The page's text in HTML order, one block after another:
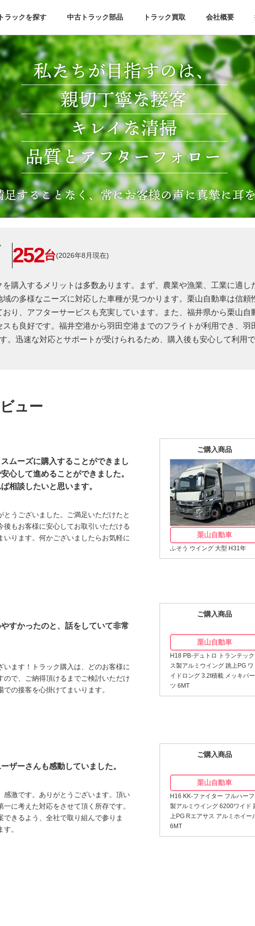
トラックを探す 中古トラック部品 トラック買取 会社概要
252台(2026年8月現在)
購入するメリットは多数あります。まず、農業や漁業、工業に適し
域の多様なニーズに対応した車種が見つかります。栗山自動車は信頼
り、アフターサービスも充実しています。また、福井県から栗山自
も良好です。福井空港から羽田空港までのフライトが利用でき、羽
。迅速な対応とサポートが受けられるため、購入後も安心して利用で
ュー
ムーズに購入することができまし
心して進めることができました。
相談したいと思います。
うございました。ご満足いただけたと
もお客様に安心してお取引いただける
ります。何かございましたらお気軽に
ご購入商品
栗山自動車
ふそう ウイング 大型 H31年
すかったのと、話をしていて非常
ます！トラック購入は、どのお客様に
で、ご納得頂けるまでご検討いただけ
の接客を心掛けてまいります。
ご購入商品
栗山自動車
H18 PB-デュトロ トランテック
ス製アルミウイング 跳上PG ワ
イドロング 3.2t積載 メッキパー
ツ 6MT
ザーさんも感動していました。
感激です。ありがとうございます。頂い
に考えた対応をさせて頂く所存です。
きるよう、全社で取り組んで参りま
。
ご購入商品
栗山自動車
H16 KK-ファイター フルハーフ
製アルミウイング 6200ワイド
上PG Rエアサス アルミホイー
6MT